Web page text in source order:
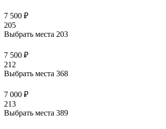
7 500 ₽
205
Выбрать места 203
7 500 ₽
212
Выбрать места 368
7 000 ₽
213
Выбрать места 389